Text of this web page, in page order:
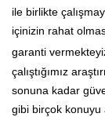
ile birlikte
içinizin rahat
garanti
çalıştığımız
sonuna kadar
gibi birçok konuyu